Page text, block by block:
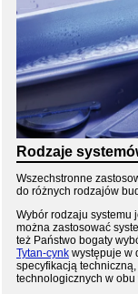
Rodzaje
Wszechstronne
do różnych rodzajów
Wybór rodzaju systemu
można zastosować
też Państwo bogaty
Tytan-cynk występuje w
specyfikacją
technologicznych w obu